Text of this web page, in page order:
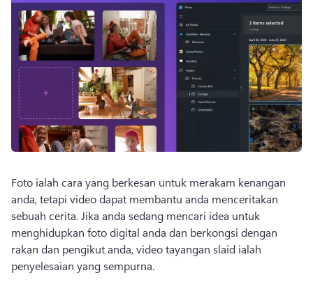
Foto ialah cara yang berkesan untuk merakam kenangan
anda, tetapi video dapat membantu anda menceritakan
sebuah cerita. Jika anda sedang mencari idea untuk
menghidupkan foto digital anda dan berkongsi dengan
rakan dan pengikut anda, video tayangan slaid ialah
penyelesaian yang sempurna.